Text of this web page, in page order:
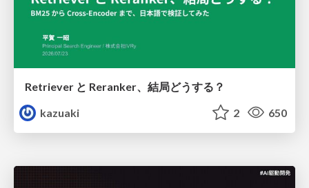
Retriever と Reranker、結局どうする？
kazuaki
2 650